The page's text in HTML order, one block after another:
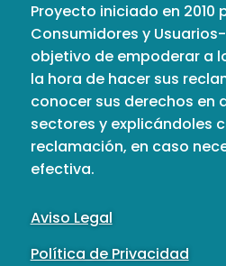
Proyecto iniciado en 2010
Consumidores y
objetivo de empoderar a
la hora de hacer sus
conocer sus derechos en
sectores y explicándoles
reclamación, en caso
efectiva.
Aviso Legal
Política de Privacidad